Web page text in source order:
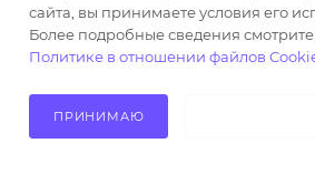
Использование любых
на https://opt-milena.ru,
наличии письменного
активной ссылки на https://
сайта, вы принимаете условия его
Более подробные сведения
Политике в отношении файлов
ПРИНИМАЮ